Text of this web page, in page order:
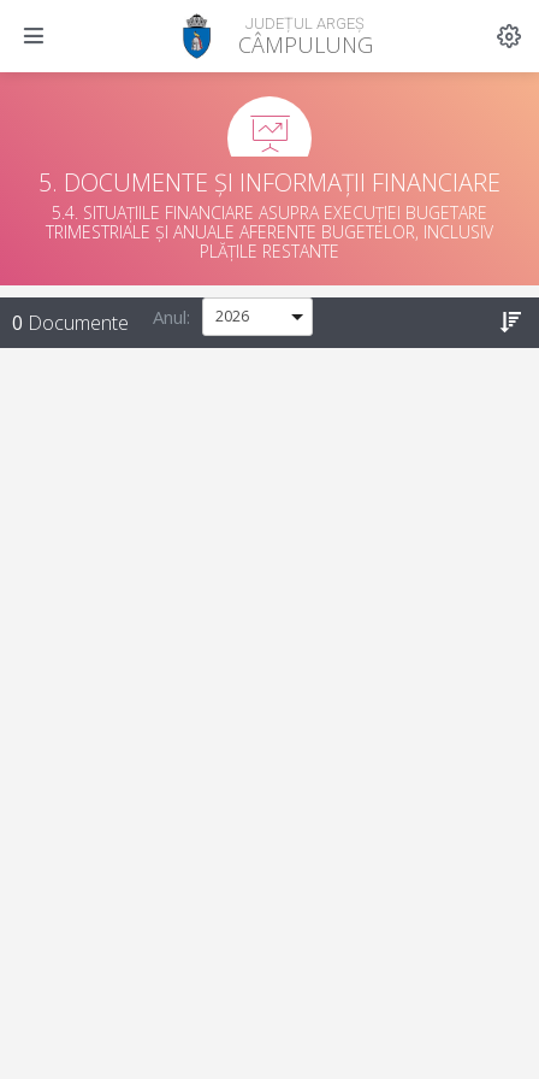
JUDEȚUL ARGEȘ
CÂMPULUNG
5. DOCUMENTE ȘI INFORMAȚII FINANCIARE
5.4. SITUAȚIILE FINANCIARE ASUPRA EXECUȚIEI BUGETARE
TRIMESTRIALE ȘI ANUALE AFERENTE BUGETELOR, INCLUSIV
PLĂȚILE RESTANTE
0 Documente Anul: